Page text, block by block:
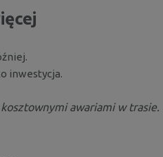
inwestycja.
awariami w trasie.